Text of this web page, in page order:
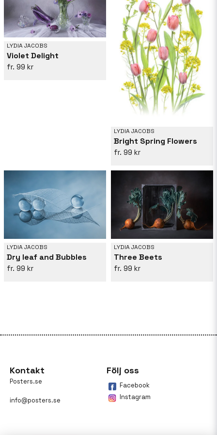
LYDIA JACOBS
Violet Delight
99 kr
LYDIA JACOBS
Bright Spring Flowers
99 kr
LYDIA JACOBS
Dry leaf and Bubbles
99 kr
LYDIA JACOBS
Three Beets
99 kr
Kontakt
Posters.se
info@posters.se
Följ oss
Facebook
Instagram